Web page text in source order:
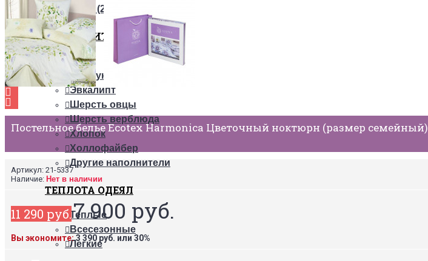
Евро (200х220 см)
НАПОЛНИТЕЛИ
Пух
Бамбук
Эвкалипт
Шерсть овцы
Шерсть верблюда
Хлопок
Холлофайбер
Другие наполнители
ТЕПЛОТА ОДЕЯЛ
Теплые
Всесезонные
Легкие
Постельное белье Ecotex Harmonica Цветочный ноктюрн (размер семейный)
Артикул: 21-5337
Наличие: Нет в наличии
11 290 руб.7 900 руб.
Вы экономите:3 390 руб. или 30%